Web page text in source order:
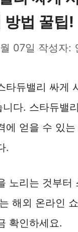
방법 꿀팁!
07일 작성자:
타듀밸리 싸게
니다. 스타듀밸
에 얻을 수 있는
.
노리는 것부터
해외 온라인
확인하세요.